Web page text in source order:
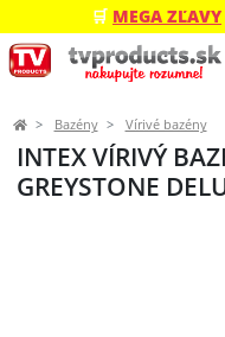
🛒 MEGA ZĽAVY
Bazény Vírivé bazény
INTEX VÍRIVÝ
GREYSTONE